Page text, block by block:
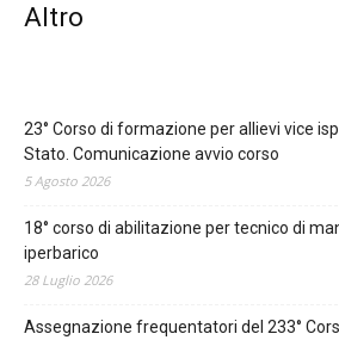
Altro
23° Corso di formazione per allievi vice
Stato. Comunicazione avvio corso
5 Agosto 2026
18° corso di abilitazione per tecnico di
iperbarico
28 Luglio 2026
Assegnazione frequentatori del 233°